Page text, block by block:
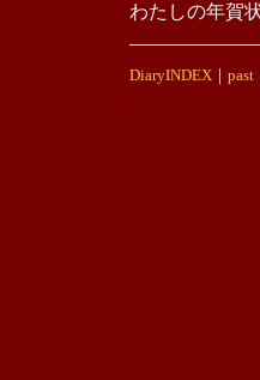
わたしの年賀
DiaryINDEX｜ past